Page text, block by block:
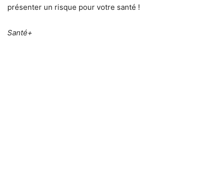
présenter un risque pour votre santé !
Santé+